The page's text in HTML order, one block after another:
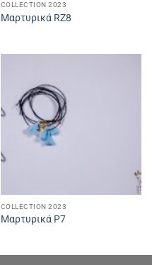
COLLECTION 2023
Μαρτυρικά RZ8
COLLECTION 2023
Μαρτυρικά P7